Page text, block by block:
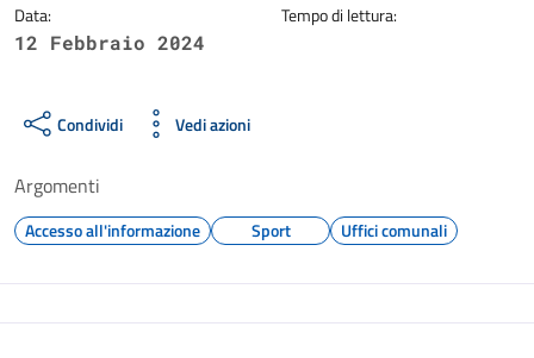
Data:
12 Febbraio 2024
Tempo di lettura:
Condividi Vedi azioni
Argomenti
Accesso all'informazione Sport Uffici comunali